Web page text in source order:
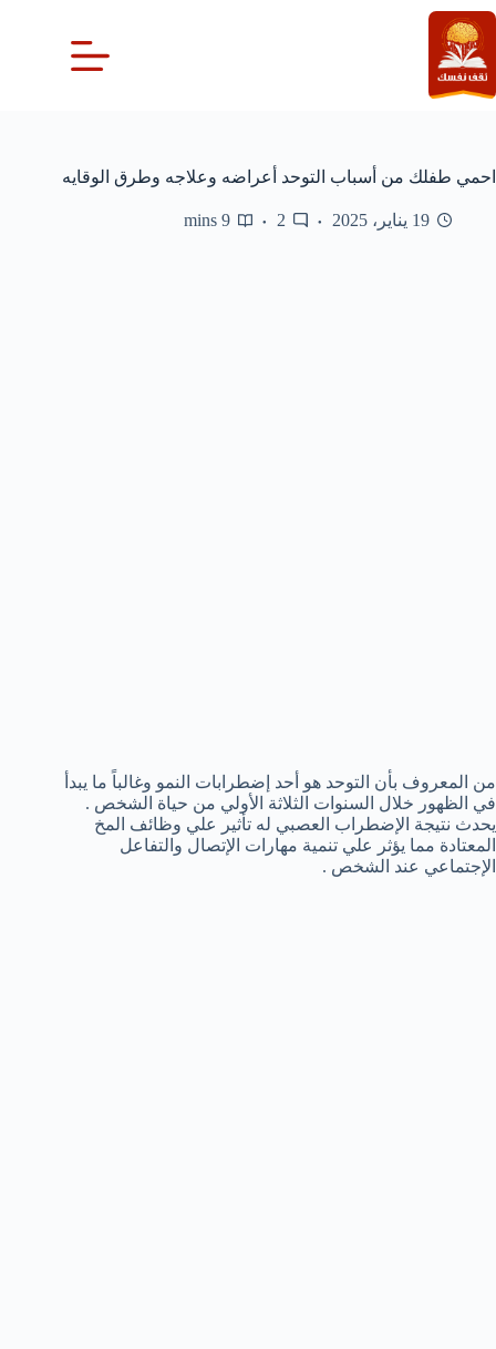
التجاوز
إلى
المحتوى
احمي طفلك من أسباب التوحد أعراضه وعلاجه وطرق الوقايه
19 يناير، 2025 2
9 mins
من المعروف بأن التوحد هو أحد إضطرابات النمو وغالباً ما يبدأ
في الظهور خلال السنوات الثلاثة الأولي من حياة الشخص .
يحدث نتيجة الإضطراب العصبي له تأثير علي وظائف المخ
المعتادة مما يؤثر علي تنمية مهارات الإتصال والتفاعل
الإجتماعي عند الشخص .